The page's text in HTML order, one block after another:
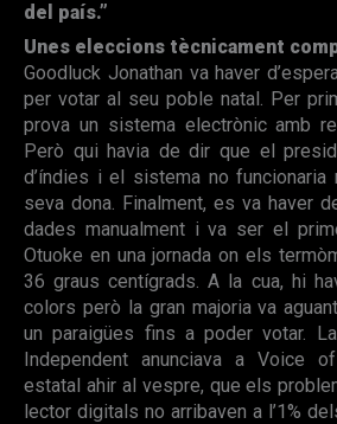
del país.”
Unes eleccions tècnicament
Goodluck Jonathan va haver
per votar al seu poble natal. Per
prova un sistema electrònic amb
Però qui havia de dir que el
d’índies i el sistema no
seva dona. Finalment, es va haver
dades manualment i va ser el
Otuoke en una jornada on els
36 graus centígrads. A la cua, hi
colors però la gran majoria va
un paraigües fins a poder votar.
Independent anunciava a Voice
estatal ahir al vespre, que els
lector digitals no arribaven a l’1%